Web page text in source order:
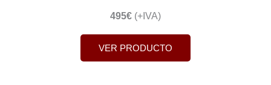
495€ (+IVA)
VER PRODUCTO